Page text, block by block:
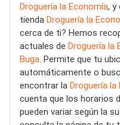
Droguería la Economía, y
tienda Droguería la
cerca de ti? Hemos
actuales de Droguería la
Buga. Permite que tu
automáticamente o
encontrar la Droguería la
cuenta que los horarios
pueden variar según la